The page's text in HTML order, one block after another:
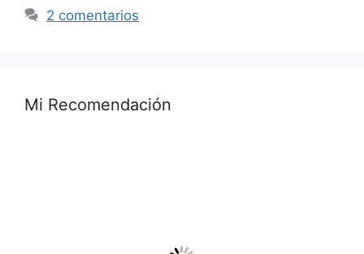
2 comentarios
Mi Recomendación